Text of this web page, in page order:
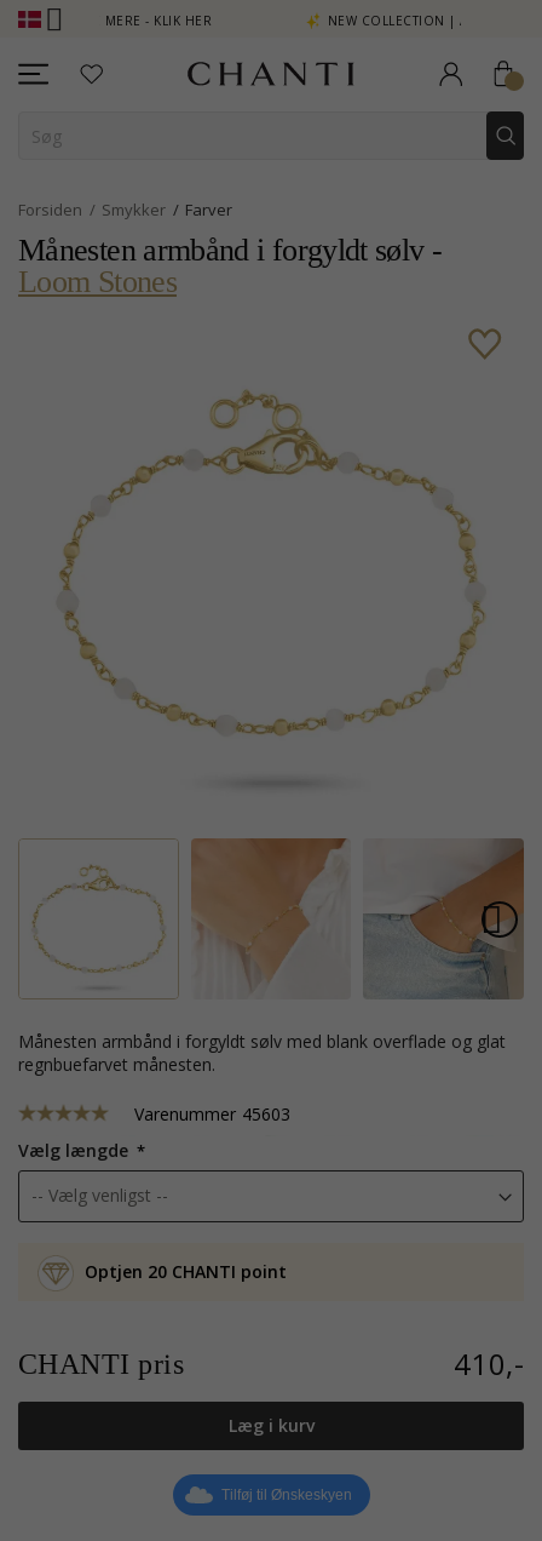
SE MERE - KLIK HER NEW COLLECTION | AURA
Forsiden Smykker Farver
Månesten armbånd i forgyldt sølv -
Loom Stones
månesten armbånd i forgyldt sølv med blank overflade og glat
regnbuefarvet månesten.
Varenummer 45603
Vælg længde
Optjen 20 CHANTI point
CHANTI pris 410,-
Læg i kurv
Tilføj til Ønskeskyen